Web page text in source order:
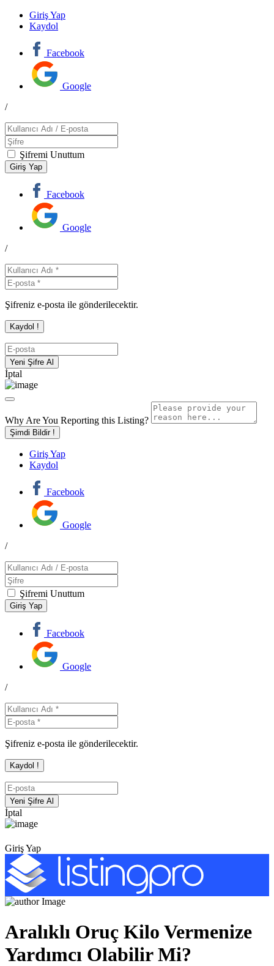
Giriş Yap
Kaydol
Facebook
Google
/
Şifremi Unuttum
Facebook
Google
/
Şifreniz e-posta ile gönderilecektir.
İptal
Why Are You Reporting this Listing?
Şimdi Bildir !
Giriş Yap
Kaydol
Facebook
Google
/
Şifremi Unuttum
Facebook
Google
/
Şifreniz e-posta ile gönderilecektir.
İptal
Giriş Yap
Aralıklı Oruç Kilo Vermenize
Yardımcı Olabilir Mi?